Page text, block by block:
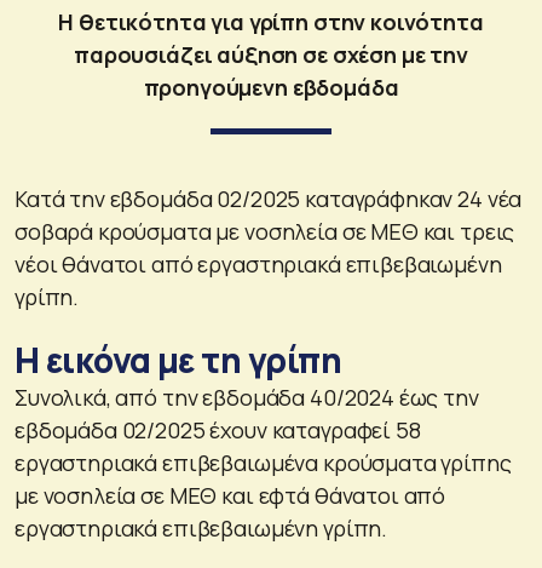
Η θετικότητα για γρίπη στην κοινότητα
παρουσιάζει αύξηση σε σχέση με την
προηγούμενη εβδομάδα
Κατά την εβδομάδα 02/2025 καταγράφηκαν 24 νέα
σοβαρά κρούσματα με νοσηλεία σε ΜΕΘ και τρεις
νέοι θάνατοι από εργαστηριακά επιβεβαιωμένη
γρίπη.
Η εικόνα με τη γρίπη
Συνολικά, από την εβδομάδα 40/2024 έως την
εβδομάδα 02/2025 έχουν καταγραφεί 58
εργαστηριακά επιβεβαιωμένα κρούσματα γρίπης
με νοσηλεία σε ΜΕΘ και εφτά θάνατοι από
εργαστηριακά επιβεβαιωμένη γρίπη.